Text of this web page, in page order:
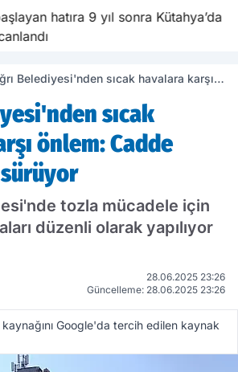
hatıra 9 yıl sonra Kütahya’da
Belediyesi'nden sıcak havalara karşı
sıcak
önlem: Cadde
tozla mücadele için
düzenli olarak yapılıyor
28.06.2025 23:26
Güncelleme: 28.06.2025 23:26
kaynağını Google'da tercih edilen kaynak